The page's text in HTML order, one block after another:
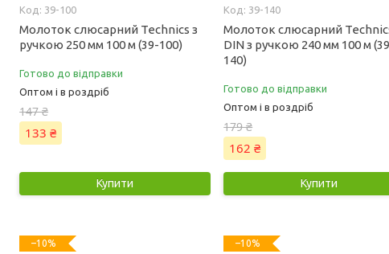
39-100
Молоток слюсарний Technics з
ручкою 250 мм 100 м (39-100)
Готово до відправки
Оптом і в роздріб
147 ₴
133 ₴
Купити
39-140
Молоток слюсарний
DIN з ручкою 240 мм 100 м
140)
Готово до відправки
Оптом і в роздріб
179 ₴
162 ₴
Купити
–10% –10%